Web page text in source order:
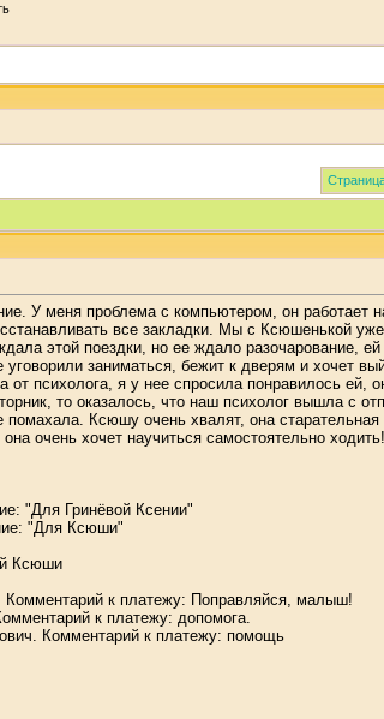
У меня проблема с компьютером, он работает
все закладки. Мы с Ксюшенькой
этой поездки, но ее ждало разочарование,
заниматься, бежит к дверям и хочет
психолога, я у нее спросила понравилось ей,
то оказалось, что наш психолог вышла с
Ксюшу очень хвалят, она
очень хочет научиться самостоятельно
"Для Гринёвой Ксении"
"Для Ксюши"
Ксюши
к платежу: Поправляйся, малыш!
к платежу: допомога.
Комментарий к платежу: помощь